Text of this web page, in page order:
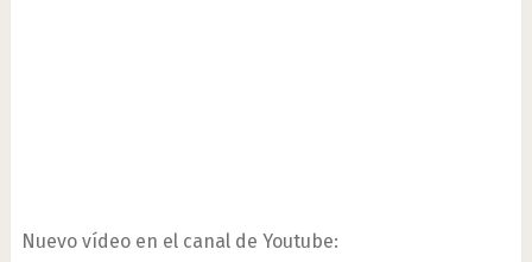
Nuevo vídeo en el canal de Youtube: